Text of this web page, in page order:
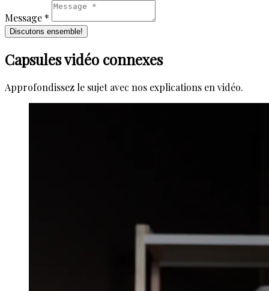
Message *
Discutons ensemble!
Capsules vidéo connexes
Approfondissez le sujet avec nos explications en vidéo.